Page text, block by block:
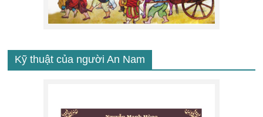
Kỹ thuật của người An Nam